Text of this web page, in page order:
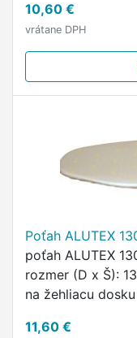
10,60 €
vrátane DPH
Poťah ALUTEX
poťah ALUTEX
rozmer (D x Š):
na žehliacu
11,60 €